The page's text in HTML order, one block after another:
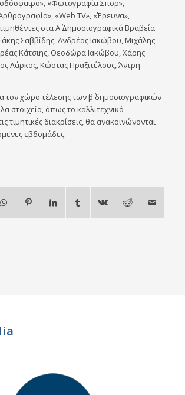
«Φωτογραφία Σπορ»,
«Web TV», «Έρευνα»,
στα Α΄ Δημοσιογραφικά Βραβεία
Σαββίδης, Ανδρέας Ιακώβου, Μιχάλης
Κάτσιης, Θεοδώρα Ιακώβου, Χάρης
Λάρκος, Κώστας Πραξιτέλους, Άντρη
τον χώρο τέλεσης των β΄ δημοσιογραφικών
στοιχεία, όπως το καλλιτεχνικό
τιμητικές διακρίσεις, θα ανακοινώνονται
εβδομάδες.